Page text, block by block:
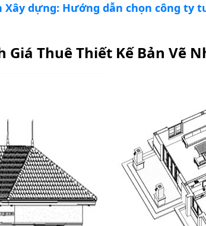
Xây dựng: Hướng dẫn chọn công ty
Giá Thuê Thiết Kế Bản Vẽ